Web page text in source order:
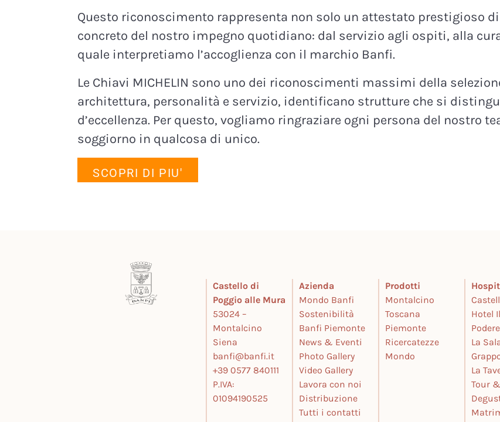
Questo riconoscimento rappresenta non solo un attestato prestigioso
concreto del nostro impegno quotidiano: dal servizio agli ospiti, alla
quale interpretiamo l’accoglienza con il marchio Banfi.
Le Chiavi MICHELIN sono uno dei riconoscimenti massimi della
architettura, personalità e servizio, identificano strutture che si
d’eccellenza. Per questo, vogliamo ringraziare ogni persona del nostro
soggiorno in qualcosa di unico.
SCOPRI DI PIU'
Castello di
Poggio alle Mura
53024 –
Montalcino
Siena
banfi@banfi.it
+39 0577 840111
P.IVA:
01094190525
Azienda
Mondo Banfi
Sostenibilità
Banfi Piemonte
News & Eventi
Photo Gallery
Video Gallery
Lavora con noi
Distribuzione
Tutti i contatti
Prodotti
Montalcino
Toscana
Piemonte
Ricercatezze
Mondo
Hotel
La
La
Tour &